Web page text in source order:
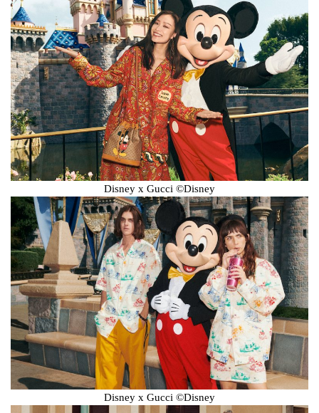
Disney x Gucci ©Disney
Disney x Gucci ©Disney